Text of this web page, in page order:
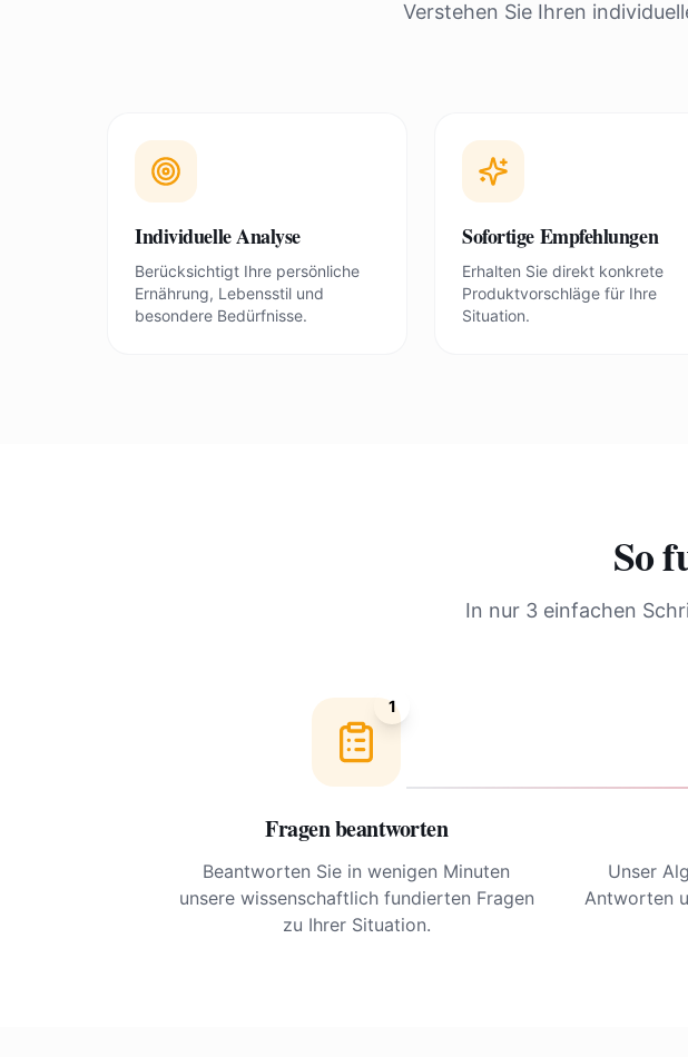
Verstehen Sie Ihren
Individuelle Analyse
Berücksichtigt Ihre persönliche
Ernährung, Lebensstil und
besondere Bedürfnisse.
Sofortige Empfehlungen
Erhalten Sie direkt konkrete
Produktvorschläge für Ihre
Situation.
So
In nur 3 einfachen
1
Fragen beantworten
Beantworten Sie in wenigen Minuten
unsere wissenschaftlich fundierten Fragen
zu Ihrer Situation.
Unser
Antworten